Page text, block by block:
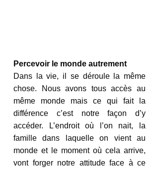
Percevoir le monde autrement
Dans la vie, il se déroule la même
chose. Nous avons tous accès au
même monde mais ce qui fait la
différence c’est notre façon d’y
accéder. L’endroit où l’on nait, la
famille dans laquelle on vient au
monde et le moment où cela arrive,
vont forger notre attitude face à ce